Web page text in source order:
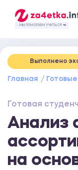
- МЫ ПОМОГАЕМ УЧИТЬСЯ ❤️
Выполнено
Главная
Готовая
Анализ
на